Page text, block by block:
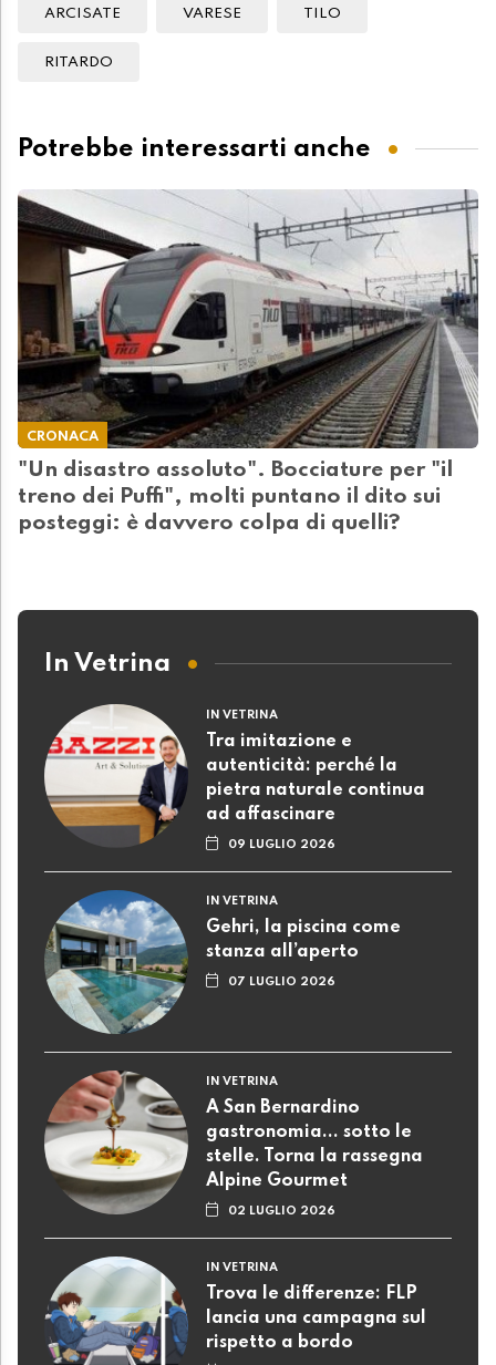
ARCISATE VARESE TILO
RITARDO
Potrebbe interessarti anche
CRONACA
"Un disastro assoluto". Bocciature per "il
treno dei Puffi", molti puntano il dito sui
posteggi: è davvero colpa di quelli?
In Vetrina
IN VETRINA
Tra imitazione e
autenticità: perché la
pietra naturale continua
ad affascinare
09 LUGLIO 2026
IN VETRINA
Gehri, la piscina come
stanza all’aperto
07 LUGLIO 2026
IN VETRINA
A San Bernardino
gastronomia... sotto le
stelle. Torna la rassegna
Alpine Gourmet
02 LUGLIO 2026
IN VETRINA
Trova le differenze: FLP
lancia una campagna sul
rispetto a bordo